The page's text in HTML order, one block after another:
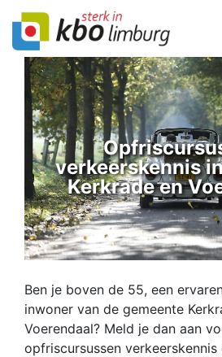
verkeerskennis
Kerkrade en
Ben je boven de 55, een
inwoner van de gemeente
Voerendaal? Meld je dan aan
opfriscursussen